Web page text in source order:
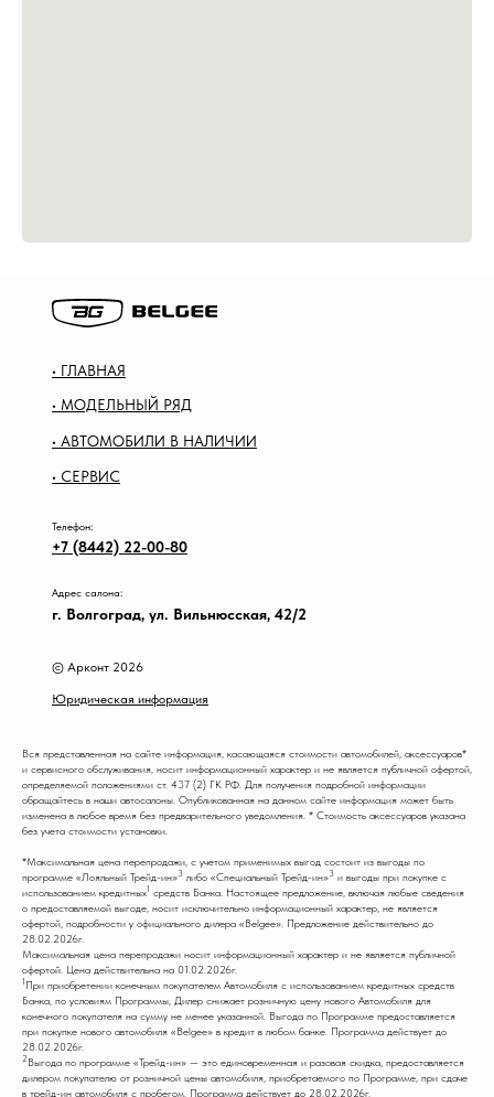
Адрес салона:
г. Волгоград, ул. Вильнюсская, 42/2
+7 (8442) 22-00-80
Телефон:
• ГЛАВНАЯ
© Арконт 2026
Юридическая информация
• МОДЕЛЬНЫЙ РЯД
• АВТОМОБИЛИ В НАЛИЧИИ
• СЕРВИС
Вся представленная на сайте информация, касающаяся стоимости автомобилей, аксессуаров*
и сервисного обслуживания, носит информационный характер и не является публичной офертой,
определяемой положениями ст. 437 (2) ГК РФ. Для получения подробной информации
обращайтесь в наши автосалоны. Опубликованная на данном сайте информация может быть
изменена в любое время без предварительного уведомления. * Стоимость аксессуаров указана
без учета стоимости установки.
*Максимальная цена перепродажи, с учетом применимых выгод состоит из выгоды по
программе «Лояльный Трейд-ин»3 либо «Специальный Трейд-ин»3 и выгоды при покупке с
использованием кредитных1 средств Банка. Настоящее предложение, включая любые сведения
о предоставляемой выгоде, носит исключительно информационный характер, не является
офертой, подробности у официального дилера «Belgee». Предложение действительно до
28.02.2026г.
Максимальная цена перепродажи носит информационный характер и не является публичной
офертой. Цена действительна на 01.02.2026г.
1 При приобретении конечным покупателем Автомобиля с использованием кредитных средств
Банка, по условиям Программы, Дилер снижает розничную цену нового Автомобиля для
конечного покупателя на сумму не менее указанной. Выгода по Программе предоставляется
при покупке нового автомобиля «Belgee» в кредит в любом банке. Программа действует до
28.02.2026г.
2 Выгода по программе «Трейд-ин» — это единовременная и разовая скидка, предоставляется
дилером покупателю от розничной цены автомобиля, приобретаемого по Программе, при сдаче
в трейд-ин автомобиля с пробегом. Программа действует до 28.02.2026г.